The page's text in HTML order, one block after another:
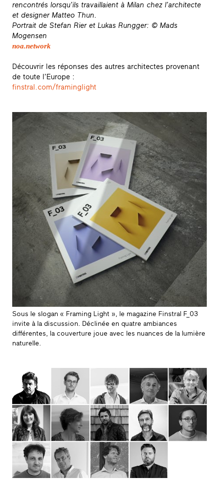
rencontrés lorsqu’ils travaillaient à Milan chez l’architecte
et designer Matteo Thun.
Portrait de Stefan Rier et Lukas Rungger: © Mads
Mogensen
noa.network
Découvrir les réponses des autres architectes provenant
de toute l’Europe :
finstral.com/framinglight
Sous le slogan « Framing Light », le magazine Finstral F_03
invite à la discussion. Déclinée en quatre ambiances
différentes, la couverture joue avec les nuances de la lumière
naturelle.